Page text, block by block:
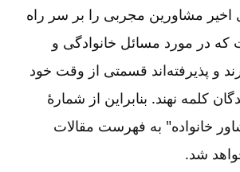
اخیر مشاورین مجربی را بر سر راه
که در مورد مسائل خانوادگی و
و پذیرفته‌اند قسمتی از وقت خود
کلمه نهند. بنابراین از شمارۀ
خانواده" به فهرست مقالات
شد.